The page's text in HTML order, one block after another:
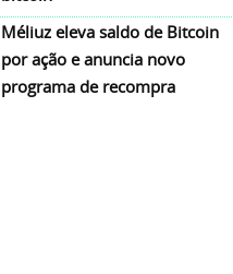
Méliuz eleva saldo de Bitcoin
por ação e anuncia novo
programa de recompra